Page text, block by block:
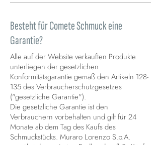
Besteht für Comete Schmuck eine
Garantie?
Alle auf der Website verkauften Produkte
unterliegen der gesetzlichen
Konformitätsgarantie gemäß den Artikeln 128-
135 des Verbraucherschutzgesetzes
("gesetzliche Garantie").
Die gesetzliche Garantie ist den
Verbrauchern vorbehalten und gilt für 24
Monate ab dem Tag des Kaufs des
Schmuckstücks. Muraro Lorenzo S.p.A.